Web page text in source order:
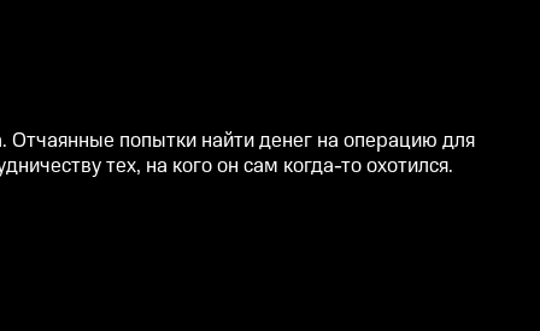
Отчаянные попытки найти денег на операцию для
тех, на кого он сам когда-то охотился.